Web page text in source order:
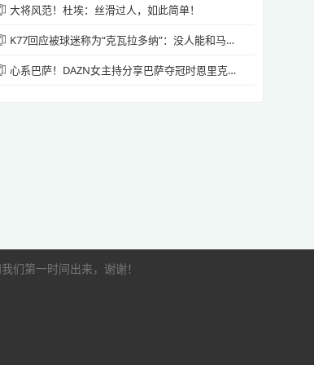
大将风范！杜埃：丝滑过人，如此简单！
K77回应被球迷称为“克瓦拉多纳”：没人能和马拉多纳相比
心系巴萨！DAZN女主持分享巴萨夺冠时恩里克和梅西第一时间的反应
们第一时间出来，谢谢！